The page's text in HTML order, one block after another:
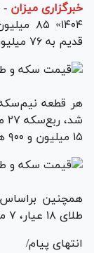
خبرگزاری میزان -
قدیم به ۷۶ میلیون و ۵۰۰ هزار تومان رسید.
۱۵ میلیون و ۹۰۰ هزار تومان در بازار طلا و سکه معامله شد.
همچنین
طلای ۱۸ عیار، ۷ میلیون و ۵۲۳ هزارو ۵۰۰ تومان است.
انتهای پیام/